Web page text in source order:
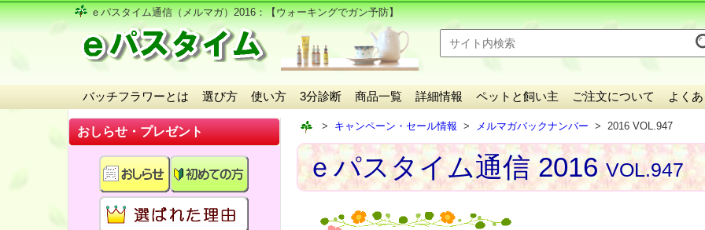
ｅパスタイム通信（メルマガ）2016：【ウォーキングでガン予防】
バッチフラワーとは 選び方 使い方 3分診断 商品一覧 詳細情報 ペットと飼い主 ご注文について よく
おしらせ・プレゼント キャンペーン・セール情報 メルマガバックナンバー 2016 VOL.947
ｅパスタイム通信 2016VOL.947